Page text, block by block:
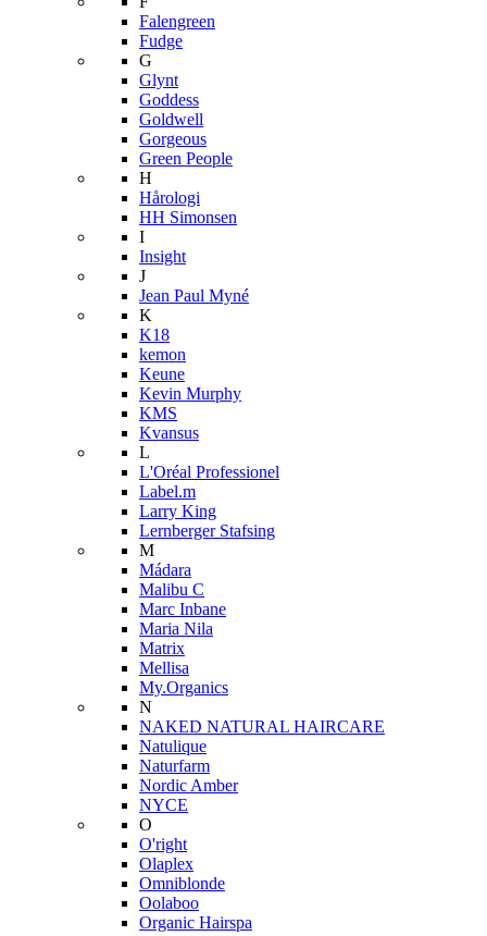
Falengreen
Fudge
G
Glynt
Goddess
Goldwell
Gorgeous
Green People
H
Hårologi
HH Simonsen
I
Insight
J
Jean Paul Myné
K
K18
kemon
Keune
Kevin Murphy
KMS
Kvansus
L
L'Oréal Professionel
Label.m
Larry King
Lernberger Stafsing
M
Mádara
Malibu C
Marc Inbane
Maria Nila
Matrix
Mellisa
My.Organics
N
NAKED NATURAL HAIRCARE
Natulique
Naturfarm
Nordic Amber
NYCE
O
O'right
Olaplex
Omniblonde
Oolaboo
Organic Hairspa